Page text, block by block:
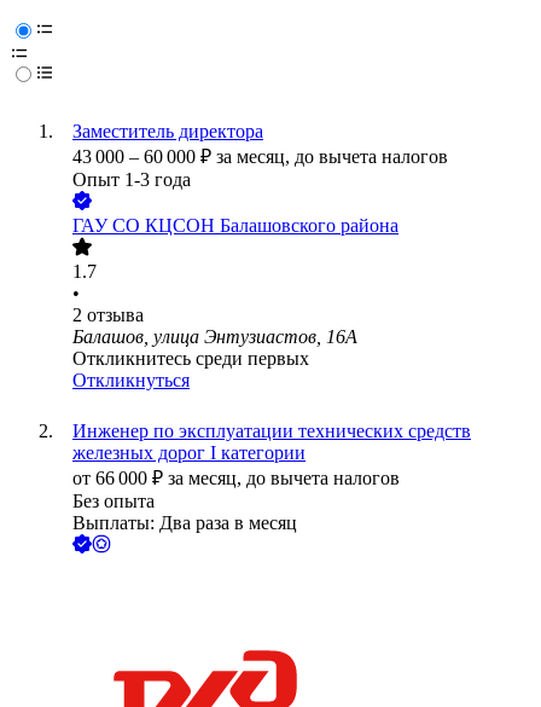
Заместитель директора
43 000 – 60 000 ₽ за месяц, до вычета налогов
Опыт 1-3 года
ГАУ СО КЦСОН Балашовского района
1.7
•
2 отзыва
Балашов, улица Энтузиастов, 16А
Откликнитесь среди первых
Откликнуться
Инженер по эксплуатации технических средств
железных дорог I категории
от 66 000 ₽ за месяц, до вычета налогов
Без опыта
Выплаты: Два раза в месяц